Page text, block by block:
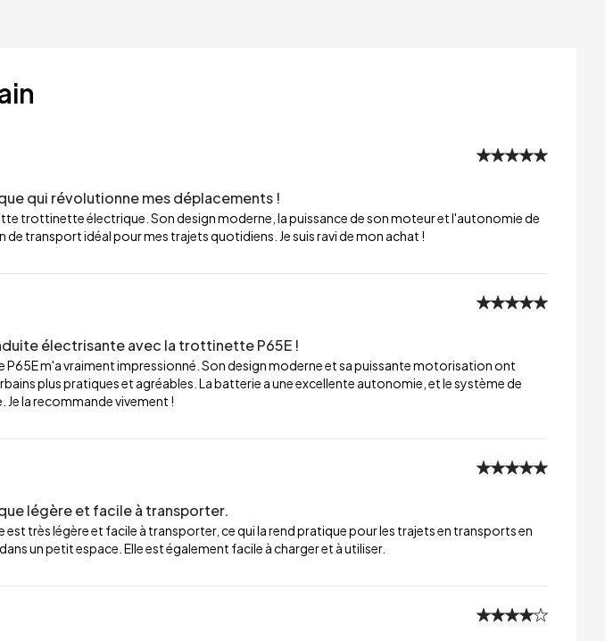
qui révolutionne mes déplacements !
trottinette électrique. Son design moderne, la puissance de son moteur et l'autonomie de
transport idéal pour mes trajets quotidiens. Je suis ravi de mon achat !
électrisante avec la trottinette P65E !
m'a vraiment impressionné. Son design moderne et sa puissante motorisation ont
plus pratiques et agréables. La batterie a une excellente autonomie, et le système de
la recommande vivement !
légère et facile à transporter.
très légère et facile à transporter, ce qui la rend pratique pour les trajets en transports en
un petit espace. Elle est également facile à charger et à utiliser.